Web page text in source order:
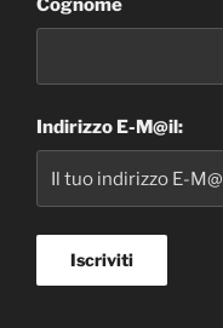
Indirizzo E-M@il: